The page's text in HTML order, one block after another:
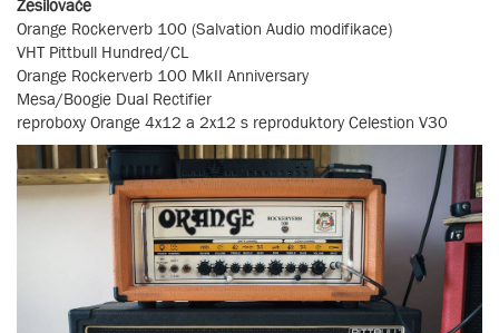
Zesilovače
Orange Rockerverb 100 (Salvation Audio modifikace)
VHT Pittbull Hundred/CL
Orange Rockerverb 100 MkII Anniversary
Mesa/Boogie Dual Rectifier
reproboxy Orange 4x12 a 2x12 s reproduktory Celestion V30